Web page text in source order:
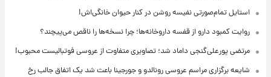
استایل تمام‌صورتی نفیسه روشن در کنار حیوان خانگی‌اش!
روایت کمبود دارو از قفسه داروخانه‌ها؛ چرا نسخه‌ها را ناقص می‌پیچند؟
مرتضی پورعلی‌گنجی داماد شد؛ تصاویری متفاوت از عروسی فوتبالیست محبوب!
شایعه برگزاری مراسم عروسی رونالدو و جورجینا باعث شد یک اتفاق جالب رخ